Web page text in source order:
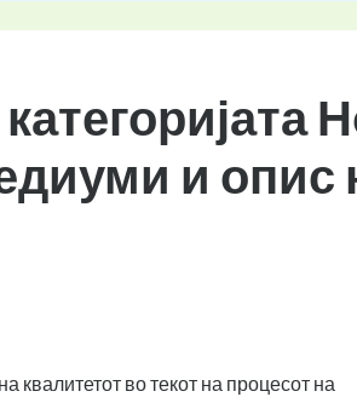
и опис
квалитетот во текот на процесот на